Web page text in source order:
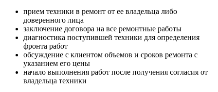
прием техники в ремонт от ее владельца либо
доверенного лица
заключение договора на все ремонтные работы
диагностика поступившей техники для определения
фронта работ
обсуждение с клиентом объемов и сроков ремонта с
указанием его цены
начало выполнения работ после получения согласия от
владельца техники